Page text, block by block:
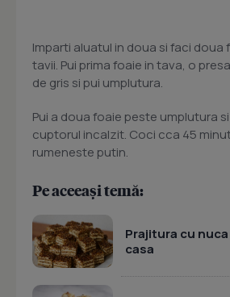
Imparti aluatul in doua si faci doua
tavii. Pui prima foaie in tava, o
de gris si pui umplutura.
Pui a doua foaie peste umplutura
cuptorul incalzit. Coci cca 45
rumeneste putin.
Pe aceeași temă:
Prajitura cu
casa